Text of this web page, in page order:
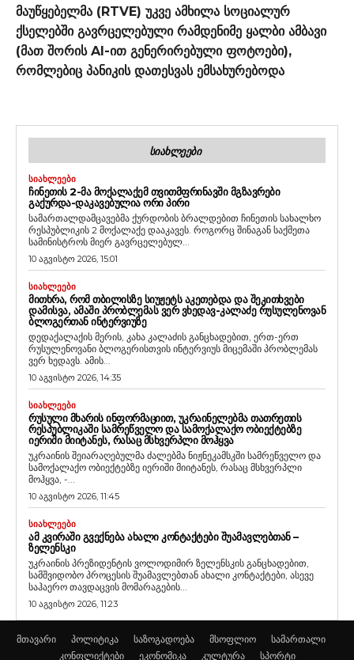
მაუწყებელმა (RTVE) უკვე ამხილა სოციალურ
ქსელებში გავრცელებული რამდენიმე ყალბი ამბავი
(მათ შორის AI-ით გენერირებული ფოტოები),
რომლებიც პანიკის დათესვას ემსახურებოდა
ᲡᲘᲐᲮᲚᲔᲔᲑᲘ
ᲡᲘᲐᲮᲚᲔᲔᲑᲘ
ᲩᲘᲜᲔᲗᲘᲡ 2-ᲛᲐ ᲛᲝᲥᲐᲚᲐᲥᲔᲛ ᲗᲕᲘᲗᲛᲤᲠᲘᲜᲐᲕᲨᲘ ᲛᲒᲖᲐᲕᲠᲔᲑᲘ
ᲒᲐᲥᲣᲠᲓᲐ-ᲓᲐᲙᲐᲕᲔᲑᲣᲚᲘᲐ ᲝᲠᲘ ᲞᲘᲠᲘ
სამართალდამცავებმა ქურდობის ბრალდებით ჩინეთის სახალხო
რესპუბლიკის 2 მოქალაქე დააკავეს. როგორც შინაგან საქმეთა
სამინისტროს მიერ გავრცელებულ...
10 აგვისტო 2026, 15:01
ᲡᲘᲐᲮᲚᲔᲔᲑᲘ
ᲛᲘᲗᲮᲠᲐ, ᲠᲝᲛ ᲗᲑᲘᲚᲘᲡᲖᲔ ᲡᲘᲣᲟᲔᲢᲡ ᲐᲙᲔᲗᲔᲑᲓᲐ ᲓᲐ ᲨᲔᲙᲘᲗᲮᲕᲔᲑᲘ
ᲓᲐᲛᲘᲡᲕᲐ, ᲐᲛᲐᲨᲘ ᲞᲠᲝᲑᲚᲔᲛᲐᲡ ᲕᲔᲠ ᲕᲮᲔᲓᲐᲕ-ᲙᲐᲚᲐᲫᲔ ᲠᲣᲡᲣᲚᲔᲜᲝᲕᲐᲜ
ᲑᲚᲝᲒᲔᲠᲗᲐᲜ ᲘᲜᲢᲔᲠᲕᲘᲣᲖᲔ
დედაქალაქის მერის, კახა კალაძის განცხადებით, ერთ-ერთ
რუსულენოვანი ბლოგერისთვის ინტერვიუს მიცემაში პრობლემას
ვერ ხედავს. ამის...
10 აგვისტო 2026, 14:35
ᲡᲘᲐᲮᲚᲔᲔᲑᲘ
ᲠᲣᲡᲣᲚᲘ ᲛᲮᲐᲠᲘᲡ ᲘᲜᲤᲝᲠᲛᲐᲪᲘᲘᲗ, ᲣᲙᲠᲐᲘᲜᲔᲚᲔᲑᲛᲐ ᲗᲐᲗᲠᲔᲗᲘᲡ
ᲠᲔᲡᲞᲣᲑᲚᲘᲙᲐᲨᲘ ᲡᲐᲛᲠᲔᲬᲕᲔᲚᲝ ᲓᲐ ᲡᲐᲛᲝᲥᲐᲚᲐᲥᲝ ᲝᲑᲘᲔᲥᲢᲔᲑᲖᲔ
ᲘᲔᲠᲘᲨᲘ ᲛᲘᲘᲢᲐᲜᲔᲡ, ᲠᲐᲡᲐᲪ ᲛᲡᲮᲕᲔᲠᲞᲚᲘ ᲛᲝᲰᲧᲕᲐ
უკრაინის შეიარაღებულმა ძალებმა ნიჟნეკამსკში სამრეწველო და
სამოქალაქო ობიექტებზე იერიში მიიტანეს, რასაც მსხვერპლი
მოჰყვა, -...
10 აგვისტო 2026, 11:45
ᲡᲘᲐᲮᲚᲔᲔᲑᲘ
ᲐᲛ ᲙᲕᲘᲠᲐᲨᲘ ᲒᲕᲔᲥᲜᲔᲑᲐ ᲐᲮᲐᲚᲘ ᲙᲝᲜᲢᲐᲥᲢᲔᲑᲘ ᲨᲣᲐᲛᲐᲕᲚᲔᲑᲗᲐᲜ –
ᲖᲔᲚᲔᲜᲡᲙᲘ
უკრაინის პრეზიდენტის ვოლოდიმირ ზელენსკის განცხადებით,
სამშვიდობო პროცესის შუამავლებთან ახალი კონტაქტები, ასევე
საჰაერო თავდაცვის მომარაგების...
10 აგვისტო 2026, 11:23
მთავარი პოლიტიკა საზოგადოება მსოფლიო
სამართალი
კონფლიქტები
ეკონომიკა კულტურა სპორტი